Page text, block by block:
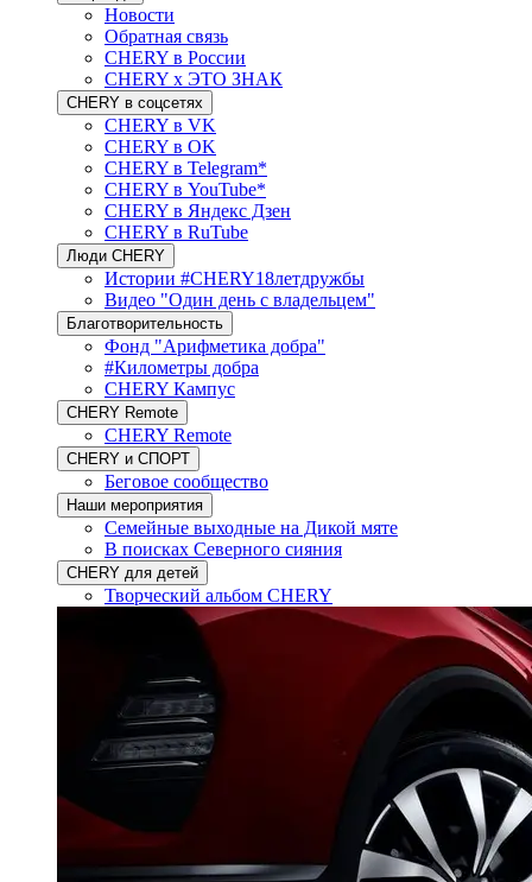
Новости
Обратная связь
CHERY в России
CHERY x ЭТО ЗНАК
CHERY в соцсетях
CHERY в VK
CHERY в OK
CHERY в Telegram*
CHERY в YouTube*
CHERY в Яндекс Дзен
CHERY в RuTube
Люди CHERY
Истории #CHERY18летдружбы
Видео "Один день с владельцем"
Благотворительность
Фонд "Арифметика добра"
#Километры добра
CHERY Кампус
CHERY Remote
CHERY Remote
CHERY и СПОРТ
Беговое сообщество
Наши мероприятия
Семейные выходные на Дикой мяте
В поисках Северного сияния
CHERY для детей
Творческий альбом CHERY